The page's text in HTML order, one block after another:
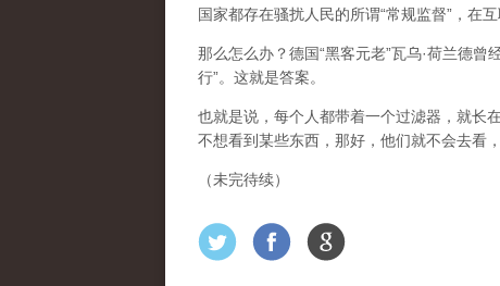
国家都存在骚扰人民的所谓“常规监督”，在
那么怎么办？德国“黑客元老”瓦乌·荷兰德
行”。这就是答案。
也就是说，每个人都带着一个过滤器，就
不想看到某些东西，那好，他们就不会去看
（未完待续）